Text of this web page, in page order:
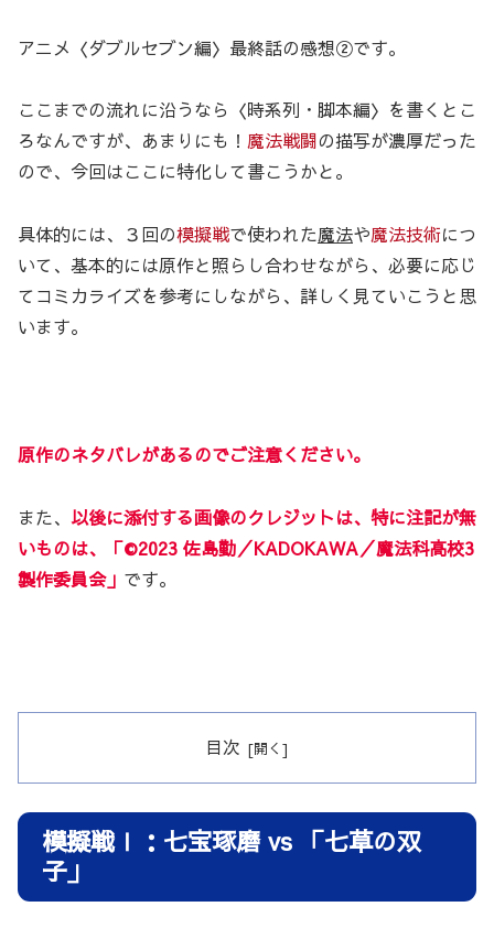
アニメ〈ダブルセブン編〉最終話の感想②です。
ここまでの流れに沿うなら〈時系列・脚本編〉を書くとこ
ろなんですが、あまりにも！ 魔法戦闘の描写が濃厚だった
ので、今回はここに特化して書こうかと。
具体的には、３回の模擬戦で使われた魔法や魔法技術につ
いて、基本的には原作と照らし合わせながら、必要に応じ
てコミカライズを参考にしながら、詳しく見ていこうと思
います。
原作のネタバレがあるのでご注意ください。
また、 以後に添付する画像のクレジットは、特に注記が無
いものは、「©2023 佐島勤／KADOKAWA／魔法科高校3
製作委員会」 です。
目次
模擬戦Ⅰ：七宝琢磨 vs 「七草の双
子」